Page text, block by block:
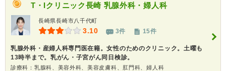
T・Iクリニック長崎 乳腺外科・婦人科
長崎県長崎市八千代町
3.10 3件 15件
乳腺外科・産婦人科専門医在籍。女性のためのクリニック。土曜も
13時半まで。乳がん・子宮がん同日検診。
診療科：乳腺科、美容外科、美容皮膚科、肛門科、婦人科